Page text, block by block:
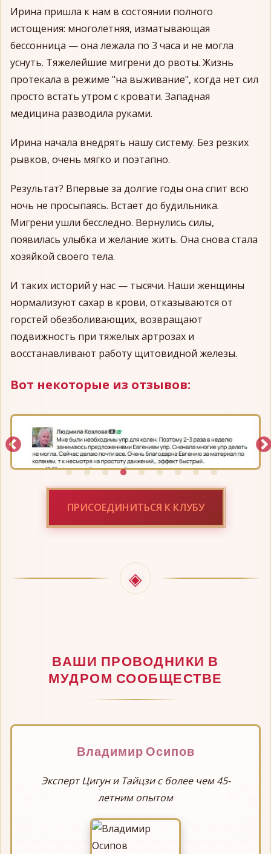
Ирина пришла к нам в состоянии полного
истощения: многолетняя, изматывающая
бессонница — она лежала по 3 часа и не могла
уснуть. Тяжелейшие мигрени до рвоты. Жизнь
протекала в режиме "на выживание", когда нет сил
просто встать утром с кровати. Западная
медицина разводила руками.
Ирина начала внедрять нашу систему. Без резких
рывков, очень мягко и поэтапно.
Результат? Впервые за долгие годы она спит всю
ночь не просыпаясь. Встает до будильника.
Мигрени ушли бесследно. Вернулись силы,
появилась улыбка и желание жить. Она снова стала
хозяйкой своего тела.
И таких историй у нас — тысячи. Наши женщины
нормализуют сахар в крови, отказываются от
горстей обезболивающих, возвращают
подвижность при тяжелых артрозах и
восстанавливают работу щитовидной железы.
Вот некоторые из отзывов:
ПРИСОЕДИНИТЬСЯ К КЛУБУ
ВАШИ ПРОВОДНИКИ В
МУДРОМ СООБЩЕСТВЕ
Владимир Осипов
Эксперт Цигун и Тайцзи с более чем 45-
летним опытом